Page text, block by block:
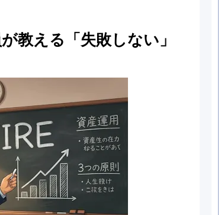
教える「失敗しない」